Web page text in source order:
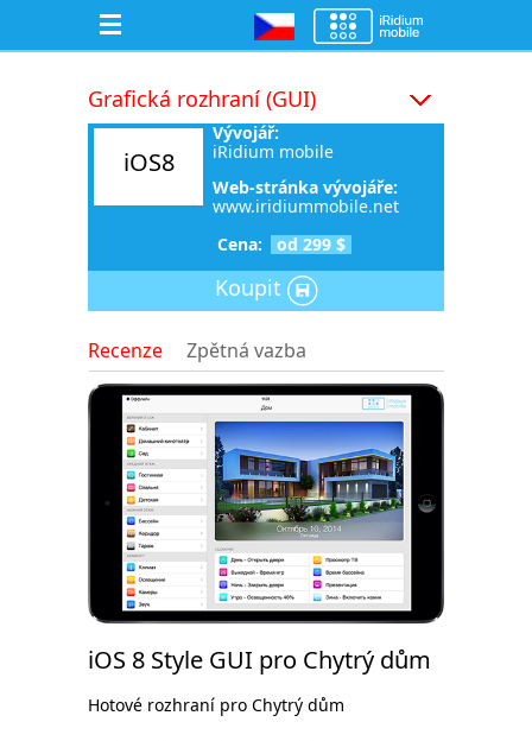
Grafická rozhraní (GUI)
iOS8
Vývojář:
iRidium mobile
Web-stránka vývojáře:
www.iridiummobile.net
Cena:
od 299 $
Koupit
Recenze Zpětná vazba
iOS 8 Style GUI pro Chytrý dům
Hotové rozhraní pro Chytrý dům